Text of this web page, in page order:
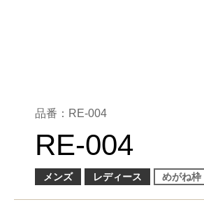
品番：RE-004
RE-004
メンズ レディース めがね枠